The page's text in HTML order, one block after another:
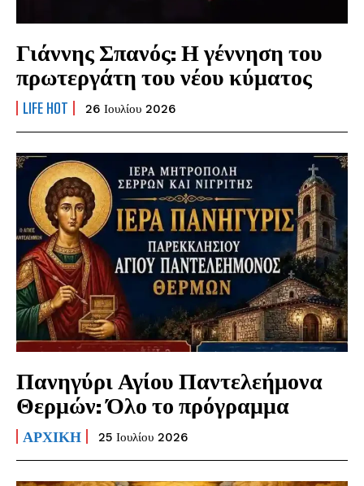
Γιάννης Σπανός: Η γέννηση του
πρωτεργάτη του νέου κύματος
LIFE HOT 26 Ιουλίου 2026
Πανηγύρι Αγίου Παντελεήμονα
Θερμών: Όλο το πρόγραμμα
ΑΡΧΙΚΗ 25 Ιουλίου 2026